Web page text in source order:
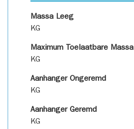
Massa Leeg
KG
Maximum Toelaatbare Massa
KG
Aanhanger Ongeremd
KG
Aanhanger Geremd
KG